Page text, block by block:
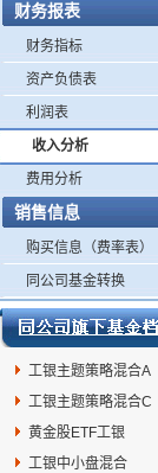
财务报表
财务指标
资产负债表
利润表
收入分析
费用分析
销售信息
购买信息（费率表）
同公司基金转换
工银主题策略混合A
工银主题策略混合C
黄金股ETF工银
工银中小盘混合